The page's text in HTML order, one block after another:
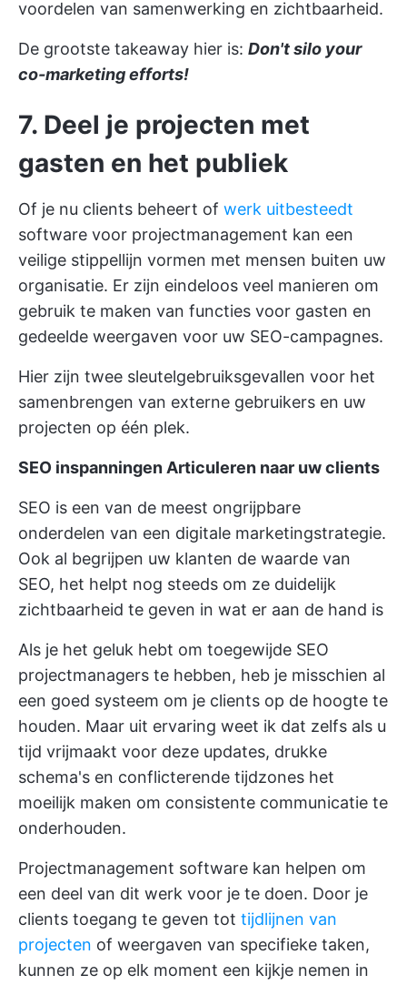
voordelen van samenwerking en zichtbaarheid.
De grootste takeaway hier is: Don't silo your
co-marketing efforts!
7. Deel je projecten met
gasten en het publiek
Of je nu clients beheert of werk uitbesteedt
software voor projectmanagement kan een
veilige stippellijn vormen met mensen buiten uw
organisatie. Er zijn eindeloos veel manieren om
gebruik te maken van functies voor gasten en
gedeelde weergaven voor uw SEO-campagnes.
Hier zijn twee sleutelgebruiksgevallen voor het
samenbrengen van externe gebruikers en uw
projecten op één plek.
SEO inspanningen Articuleren naar uw clients
SEO is een van de meest ongrijpbare
onderdelen van een digitale marketingstrategie.
Ook al begrijpen uw klanten de waarde van
SEO, het helpt nog steeds om ze duidelijk
zichtbaarheid te geven in wat er aan de hand is
Als je het geluk hebt om toegewijde SEO
projectmanagers te hebben, heb je misschien al
een goed systeem om je clients op de hoogte te
houden. Maar uit ervaring weet ik dat zelfs als u
tijd vrijmaakt voor deze updates, drukke
schema's en conflicterende tijdzones het
moeilijk maken om consistente communicatie te
onderhouden.
Projectmanagement software kan helpen om
een deel van dit werk voor je te doen. Door je
clients toegang te geven tot tijdlijnen van
projecten of weergaven van specifieke taken,
kunnen ze op elk moment een kijkje nemen in